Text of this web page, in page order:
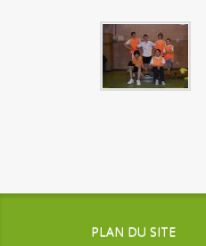
PLAN DU SITE